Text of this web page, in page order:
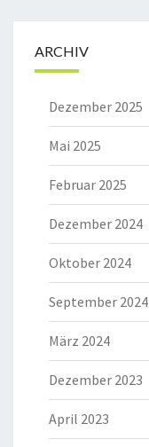
ARCHIV
Dezember 2025
Mai 2025
Februar 2025
Dezember 2024
Oktober 2024
September 2024
März 2024
Dezember 2023
April 2023